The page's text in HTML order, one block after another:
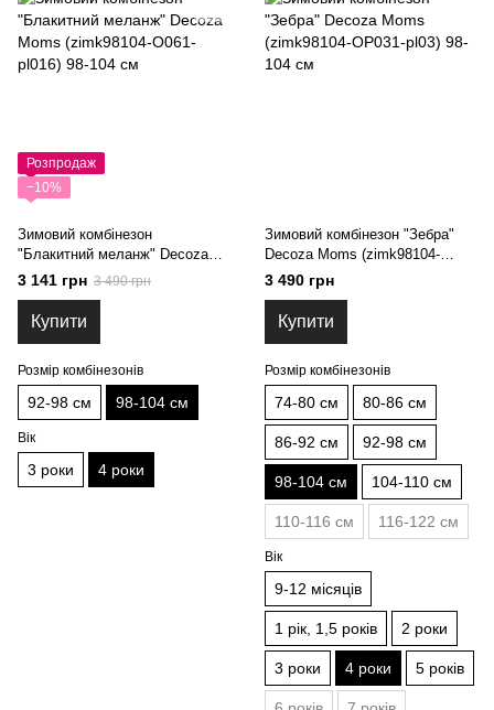
Розпродаж
−10%
Зимовий комбінезон
"Блакитний меланж" Decoza
Moms (zimk98104-O061-pl016)
98-104 см
3 141 грн 3 490 грн
Купити
Розмір комбінезонів
92-98 см 98-104 см
Вік
3 роки 4 роки
Зимовий комбінезон "Зебра"
Decoza Moms (zimk98104-
OP031-pl03) 98-104 см
3 490 грн
Купити
Розмір комбінезонів
74-80 см 80-86 см
86-92 см 92-98 см
98-104 см 104-110 см
110-116 см 116-122 см
Вік
9-12 місяців
1 рік, 1,5 років 2 роки
3 роки 4 роки 5 років